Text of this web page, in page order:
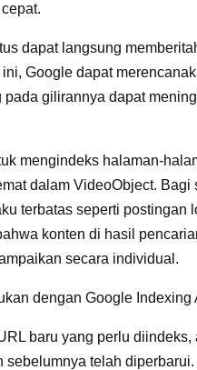
dapat langsung
Google dapat
gilirannya dapat
mengindeks halaman-
dalam VideoObject. Bagi
terbatas seperti postingan
konten di hasil
secara individual.
dengan Google Indexing
baru yang perlu diindeks,
sebelumnya telah diperbarui.